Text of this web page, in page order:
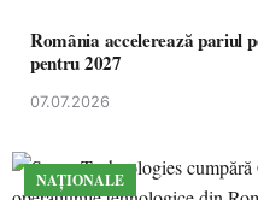
România accelerează pariul
pentru 2027
07.07.2026
NAȚIONALE